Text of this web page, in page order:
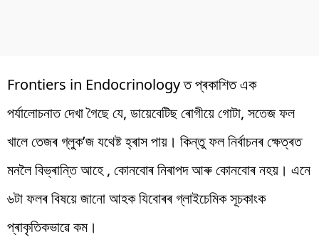
Frontiers in Endocrinology ত প্ৰকাশিত এক
পৰ্যালোচনাত দেখা গৈছে যে, ডায়েবেটিছ ৰোগীয়ে গোটা, সতেজ ফল
খালে তেজৰ গ্লুক’জ যথেষ্ট হ্ৰাস পায়। কিন্তু ফল নিৰ্বাচনৰ ক্ষেত্ৰত
মনলৈ বিভ্ৰান্তি আহে , কোনবোৰ নিৰাপদ আৰু কোনবোৰ নহয়। এনে
৬টা ফলৰ বিষয়ে জানো আহক যিবোৰৰ গ্লাইচেমিক সূচকাংক
প্ৰাকৃতিকভাৱে কম।